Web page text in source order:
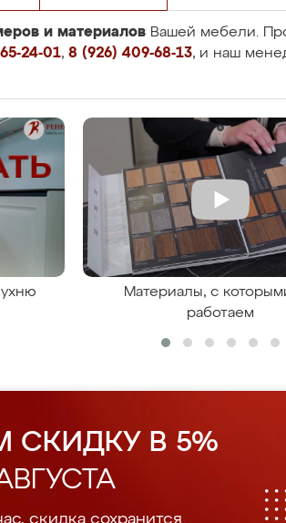
и материалов Вашей мебели.
24-01, 8 (926) 409-68-13, и наш
Материалы, с
работаем
СКИДКУ В 5%
скидка сохранится.